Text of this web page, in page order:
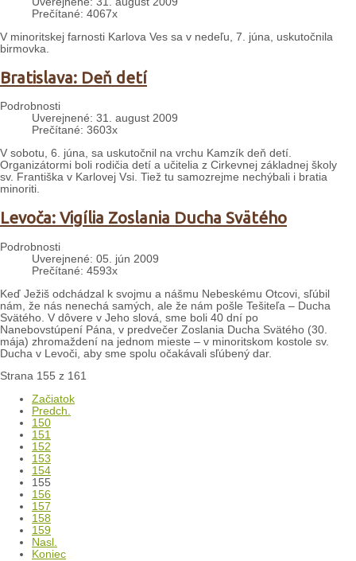
Prečítané: 4067x
V minoritskej farnosti Karlova Ves sa v nedeľu, 7. júna, uskutočnila
birmovka.
Bratislava: Deň detí
Podrobnosti
Uverejnené: 31. august 2009
Prečítané: 3603x
V sobotu, 6. júna, sa uskutočnil na vrchu Kamzík deň detí.
Organizátormi boli rodičia detí a učitelia z Cirkevnej základnej školy
sv. Františka v Karlovej Vsi. Tiež tu samozrejme nechýbali i bratia
minoriti.
Levoča: Vigília Zoslania Ducha Svätého
Podrobnosti
Uverejnené: 05. jún 2009
Prečítané: 4593x
Keď Ježiš odchádzal k svojmu a nášmu Nebeskému Otcovi, sľúbil
nám, že nás nenechá samých, ale že nám pošle Tešiteľa – Ducha
Svätého. V dôvere v Jeho slová, sme boli 40 dní po
Nanebovstúpení Pána, v predvečer Zoslania Ducha Svätého (30.
mája) zhromaždení na jednom mieste – v minoritskom kostole sv.
Ducha v Levoči, aby sme spolu očakávali sľúbený dar.
Strana 155 z 161
Začiatok
Predch.
150
151
152
153
154
155
156
157
158
159
Nasl.
Koniec